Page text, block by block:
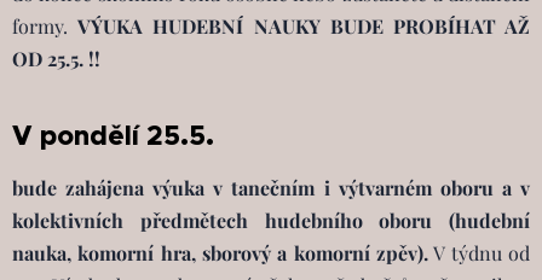
formy.VÝUKA HUDEBNÍ NAUKY BUDE PROBÍHAT AŽ
OD 25.5. !!
V pondělí 25.5.
bude zahájena výuka v tanečním i výtvarném oboru a v
kolektivních předmětech hudebního oboru (hudební
nauka, komorní hra, sborový a komorní zpěv).V týdnu od